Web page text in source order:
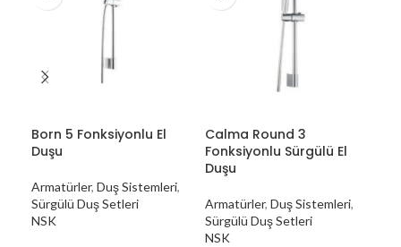
Born 5 Fonksiyonlu El
Duşu
Armatürler, Duş Sistemleri,
Sürgülü Duş Setleri
NSK
Calma Round 3
Fonksiyonlu Sürgülü El
Duşu
Armatürler, Duş Sistemleri,
Sürgülü Duş Setleri
NSK